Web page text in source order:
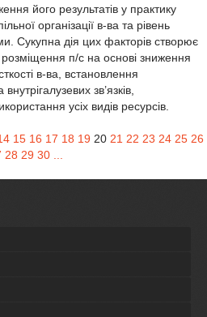
його результатів у практику
організації в-ва та рівень
Сукупна дія цих факторів створює
п/с на основі зниження
в-ва, встановлення
зв’язків,
усіх видів ресурсів.
15 16 17 18 1920 21 22 23 24 25 26
28 29 30